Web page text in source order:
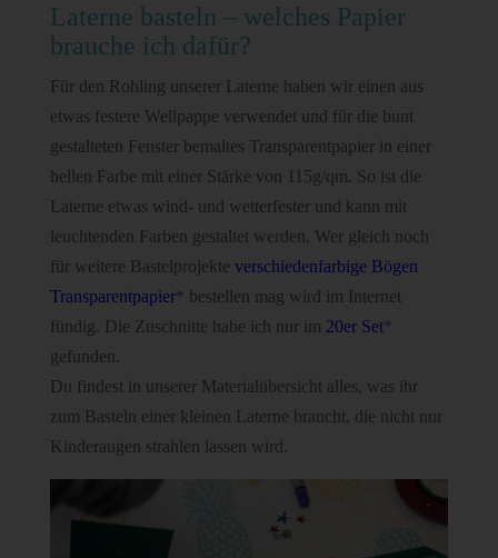
Laterne basteln – welches Papier
brauche ich dafür?
Für den Rohling unserer Laterne haben wir einen aus
etwas festere Wellpappe verwendet und für die bunt
gestalteten Fenster bemaltes Transparentpapier in einer
hellen Farbe mit einer Stärke von 115g/qm. So ist die
Laterne etwas wind- und wetterfester und kann mit
leuchtenden Farben gestaltet werden. Wer gleich noch
für weitere Bastelprojekte verschiedenfarbige Bögen
Transparentpapier* bestellen mag wird im Internet
fündig. Die Zuschnitte habe ich nur im 20er Set*
gefunden.
Du findest in unserer Materialübersicht alles, was ihr
zum Basteln einer kleinen Laterne braucht, die nicht nur
Kinderaugen strahlen lassen wird.